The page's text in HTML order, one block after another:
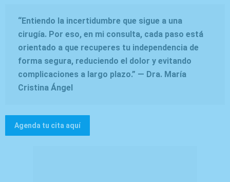
“Entiendo la incertidumbre que sigue a una
cirugía. Por eso, en mi consulta, cada paso está
orientado a que recuperes tu independencia de
forma segura, reduciendo el dolor y evitando
complicaciones a largo plazo.” — Dra. María
Cristina Ángel
Agenda tu cita aquí